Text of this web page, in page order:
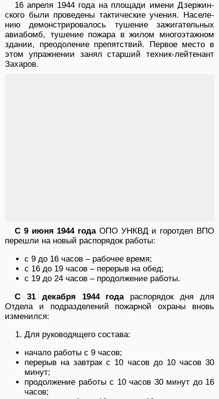
16 апреля 1944 года на площади имени Дзержин­
ского были проведены тактические учения. Населе­
нию демонстрировалось тушение зажигательных
авиабомб, тушение пожара в жилом многоэтажном
здании, преодоление препятствий. Первое место в
этом упражнении занял старший техник-лейтенант
За­харов.
С 9 июня 1944 годаОПО УНКВД и горотдел ВПО
перешли на новый распорядок работы:
с 9 до 16 часов – рабочее время;
с 16 до 19 часов – перерыв на обед;
с 19 до 24 часов – продолжение работы.
С 31 декабря 1944 годараспорядок дня для
Отдела и подразделений пожарной охраны вновь
изменился:
Для руководящего состава:
начало работы с 9 часов;
перерыв на завтрак с 10 часов до 10 часов 30
минут;
продолжение работы с 10 часов 30 минут до 16
часов;